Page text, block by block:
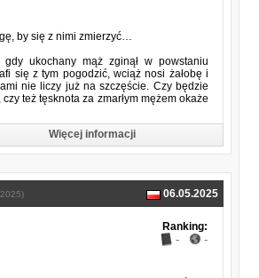
by się z nimi zmierzyć…
ukochany mąż zginął w powstaniu
się z tym pogodzić, wciąż nosi żałobę i
nie liczy już na szczęście. Czy będzie
też tęsknota za zmarłym mężem okaże
jest zmierzyć się z...
Więcej informacji
06.05.2025
Ranking:
- -